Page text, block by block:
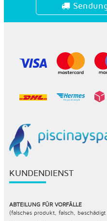
KUNDENDIENST
ABTEILUNG FÜR VORFÄLLE
(falsches produkt, falsch,